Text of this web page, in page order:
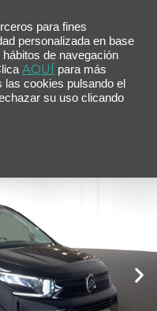
Auto
130 S&S
para fines
personalizada en base
de navegación
AQUÍ para más
cookies pulsando el
su uso clicando